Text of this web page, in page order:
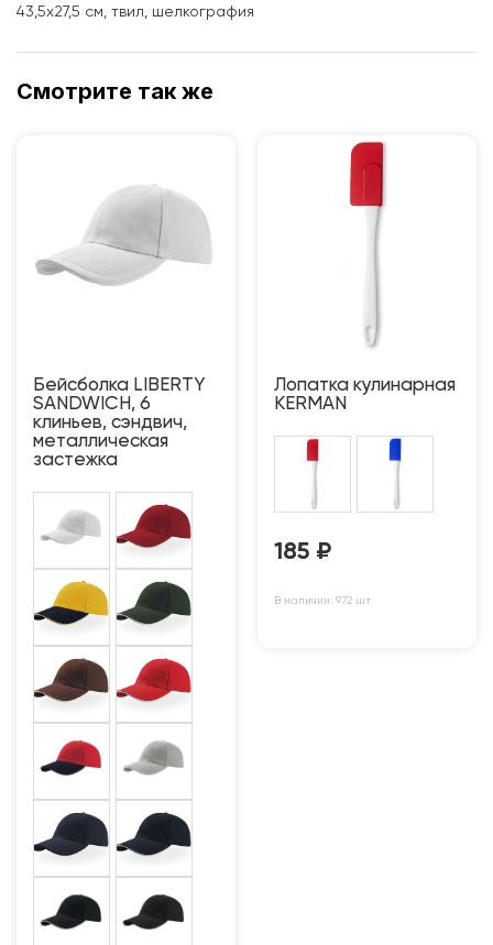
43,5х27,5 см, твил, шелкография
Смотрите так же
Бейсболка LIBERTY
SANDWICH, 6
клиньев, сэндвич,
металлическая
застежка
Лопатка кулинарная
KERMAN
185 ₽
В наличии: 972 шт